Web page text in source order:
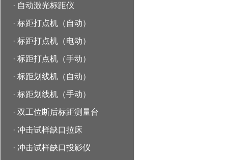
· 自动激光标距仪
· 标距打点机（自动）
· 标距打点机（电动）
· 标距打点机（手动）
· 标距划线机（自动）
· 标距划线机（手动）
· 双工位断后标距测量台
· 冲击试样缺口拉床
· 冲击试样缺口投影仪